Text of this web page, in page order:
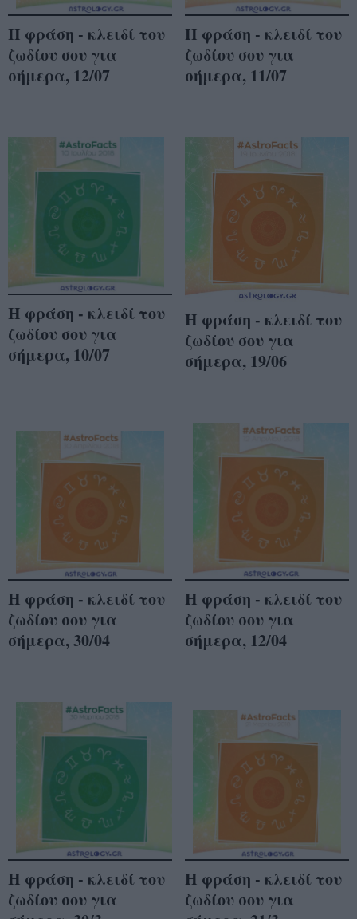
Η φράση - κλειδί του
ζωδίου σου για
σήμερα, 12/07
Η φράση - κλειδί του
ζωδίου σου για
σήμερα, 11/07
Η φράση - κλειδί του
ζωδίου σου για
σήμερα, 10/07
Η φράση - κλειδί του
ζωδίου σου για
σήμερα, 19/06
Η φράση - κλειδί του
ζωδίου σου για
σήμερα, 30/04
Η φράση - κλειδί του
ζωδίου σου για
σήμερα, 12/04
Η φράση - κλειδί του
ζωδίου σου για
Η φράση - κλειδί του
ζωδίου σου για